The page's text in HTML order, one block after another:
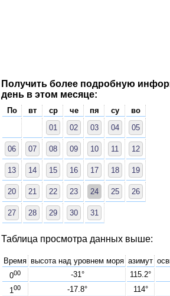
Получить более подробную
день в этом месяце:
По вт ср че пя су
во
01
02 03 04 05
06 07 08 09 10 11 12
13 14 15 16 17 18 19
20 21 22 23 24 25 26
27 28 29 30 31
Таблица просмотра данных выше:
Время высота над уровнем моря азимут
000 -31° 115.2°
100 -17.8° 114°